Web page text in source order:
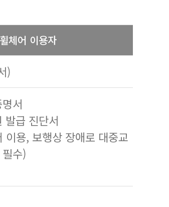
체어 이용자
)
서
발급 진단서
이용, 보행상 장애로 대중교
수)